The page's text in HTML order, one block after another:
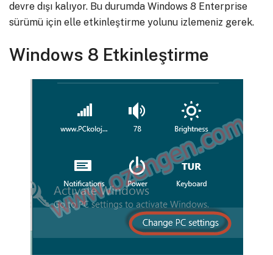
devre dışı kalıyor. Bu durumda Windows 8 Enterprise
sürümü için elle etkinleştirme yolunu izlemeniz gerek.
Windows 8 Etkinleştirme